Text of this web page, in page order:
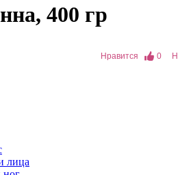
400 гр
Нравится 0
лица